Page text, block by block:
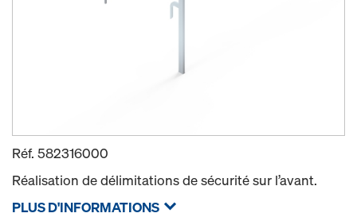
Réf. 582316000
Réalisation de délimitations de sécurité sur l’avant.
PLUS D'INFORMATIONS